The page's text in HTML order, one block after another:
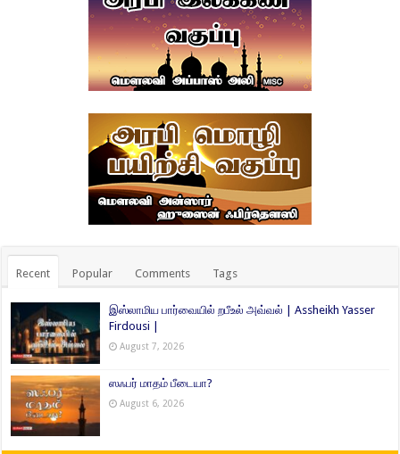
Recent Popular Comments Tags
இஸ்லாமிய பார்வையில் றபீஉல் அவ்வல் | Assheikh Yasser
Firdousi |
August 7, 2026
ஸஃபர் மாதம் பீடையா?
August 6, 2026